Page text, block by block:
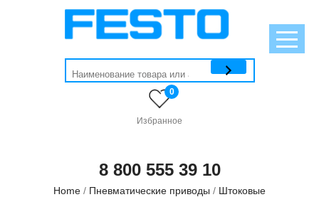
Избранное
0
8 800 555 39 10
Home / Пневматические приводы / Штоковые